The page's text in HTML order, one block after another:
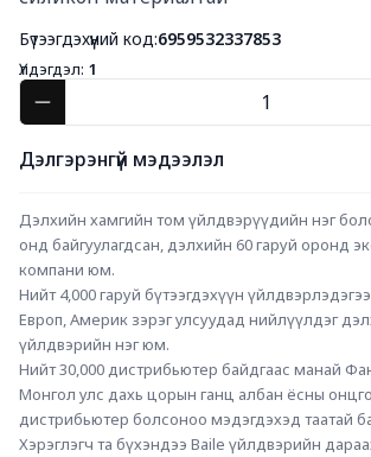
Бүтээгдэхүүний код:6959532337853
Үлдэгдэл: 1
Дэлгэрэнгүй мэдээлэл
Дэлхийн хамгийн том үйлдвэрүүдийн нэг
онд байгуулагдсан, дэлхийн 60 гаруй оронд
компани юм.
Нийт 4,000 гаруй бүтээгдэхүүн
Европ, Америк зэрэг улсуудад нийлүүлдэг
үйлдвэрийн нэг юм.
Нийт 30,000 дистрибьютер байдгаас манай
Монгол улс дахь цорын ганц албан ёсны
дистрибьютер болсоноо мэдэгдэхэд таатай
Хэрэглэгч та бүхэндээ Baile үйлдвэрийн